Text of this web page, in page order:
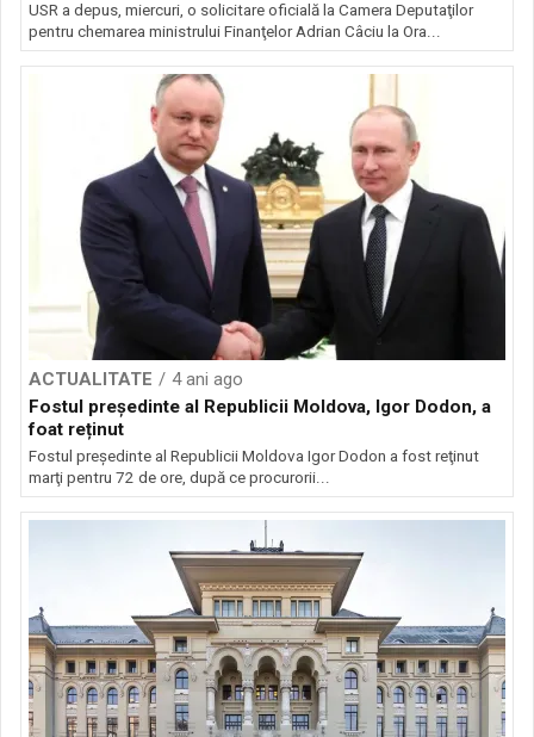
USR a depus, miercuri, o solicitare oficială la Camera Deputaţilor
pentru chemarea ministrului Finanţelor Adrian Câciu la Ora...
ACTUALITATE
4 ani ago
Fostul președinte al Republicii Moldova, Igor Dodon, a
foat reținut
Fostul preşedinte al Republicii Moldova Igor Dodon a fost reţinut
marţi pentru 72 de ore, după ce procurorii...